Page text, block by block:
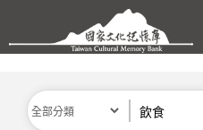
跳到主要內容區塊
分類